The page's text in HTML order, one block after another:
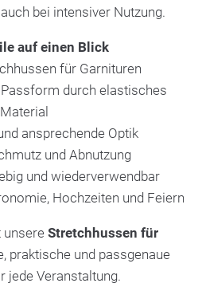
bei intensiver Nutzung.
auf einen Blick
für Garnituren
durch elastisches
Material
ansprechende Optik
und Abnutzung
und wiederverwendbar
Hochzeiten und Feiern
unsere Stretchhussen für
praktische und passgenaue
jede Veranstaltung.